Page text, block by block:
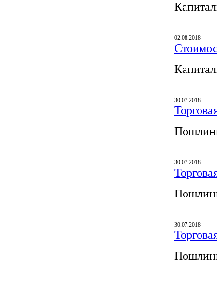
02.08.2018
30.07.2018
30.07.2018
30.07.2018